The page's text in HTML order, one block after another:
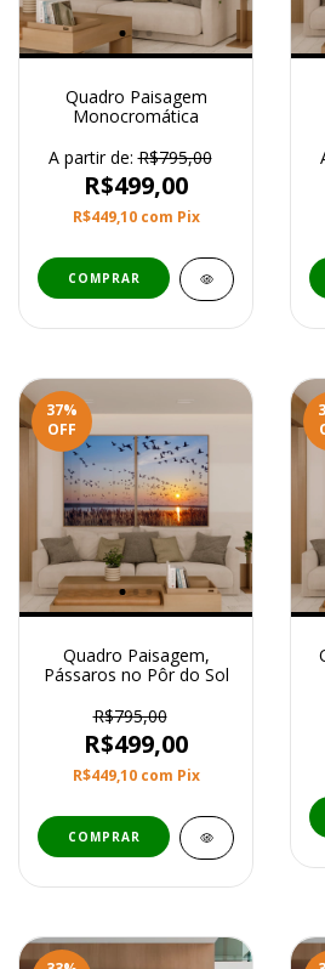
Quadro Paisagem
Monocromática
A partir de:R$795,00
R$499,00
R$449,10 com Pix
COMPRAR
37%
OFF
Quadro Paisagem,
Pássaros no Pôr do Sol
R$795,00
R$499,00
R$449,10 com Pix
COMPRAR